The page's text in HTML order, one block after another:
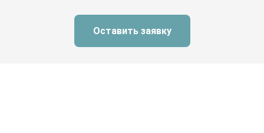
Оставить заявку